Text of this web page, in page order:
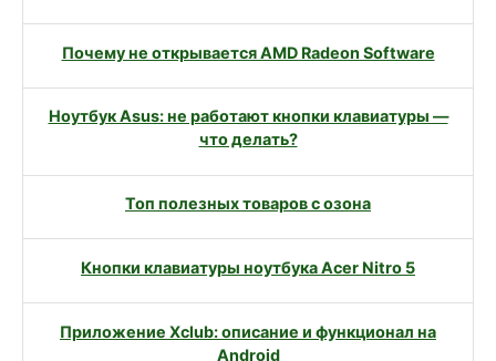
Почему не открывается AMD Radeon Software
Ноутбук Asus: не работают кнопки клавиатуры —
что делать?
Топ полезных товаров с озона
Кнопки клавиатуры ноутбука Acer Nitro 5
Приложение Xclub: описание и функционал на
Android